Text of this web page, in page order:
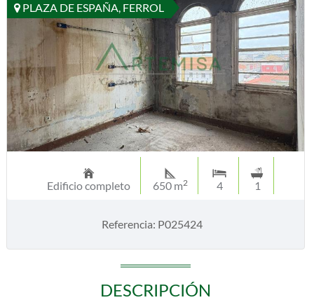
PLAZA DE ESPAÑA, FERROL
Edificio completo 650 m2 4 1
Referencia: P025424
DESCRIPCIÓN